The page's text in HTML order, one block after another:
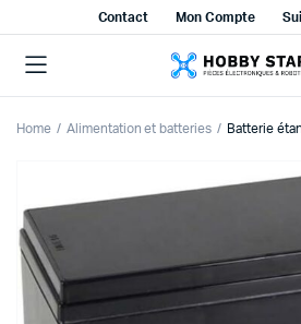
Contact Mon Compte
Home Alimentation et batteries Batterie